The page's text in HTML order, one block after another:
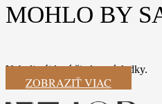
MOHLO BY
Neboli nájdené žiadne výsledky.
ZOBRAZIŤ VIAC